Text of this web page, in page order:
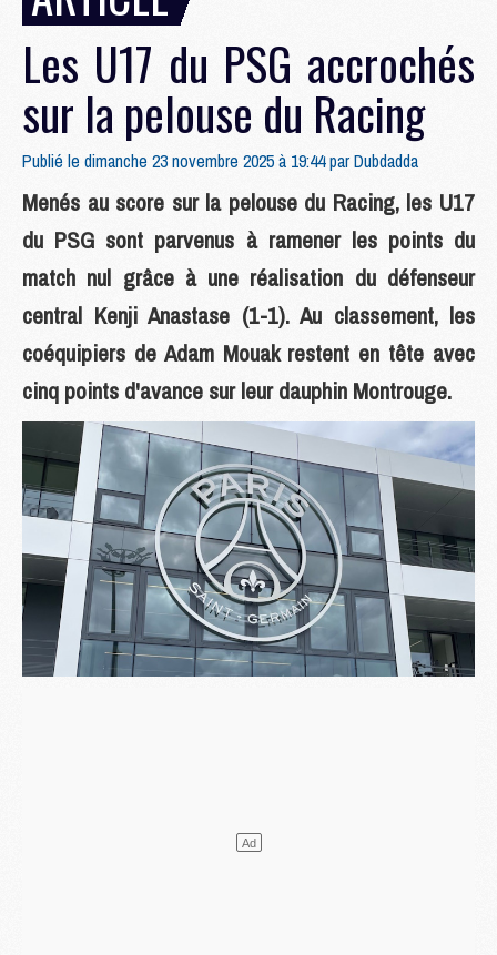
Les U17 du PSG accrochés
sur la pelouse du Racing
Publié le dimanche 23 novembre 2025 à 19:44 parDubdadda
Menés au score sur la pelouse du Racing, les U17
du PSG sont parvenus à ramener les points du
match nul grâce à une réalisation du défenseur
central Kenji Anastase (1-1). Au classement, les
coéquipiers de Adam Mouak restent en tête avec
cinq points d'avance sur leur dauphin Montrouge.